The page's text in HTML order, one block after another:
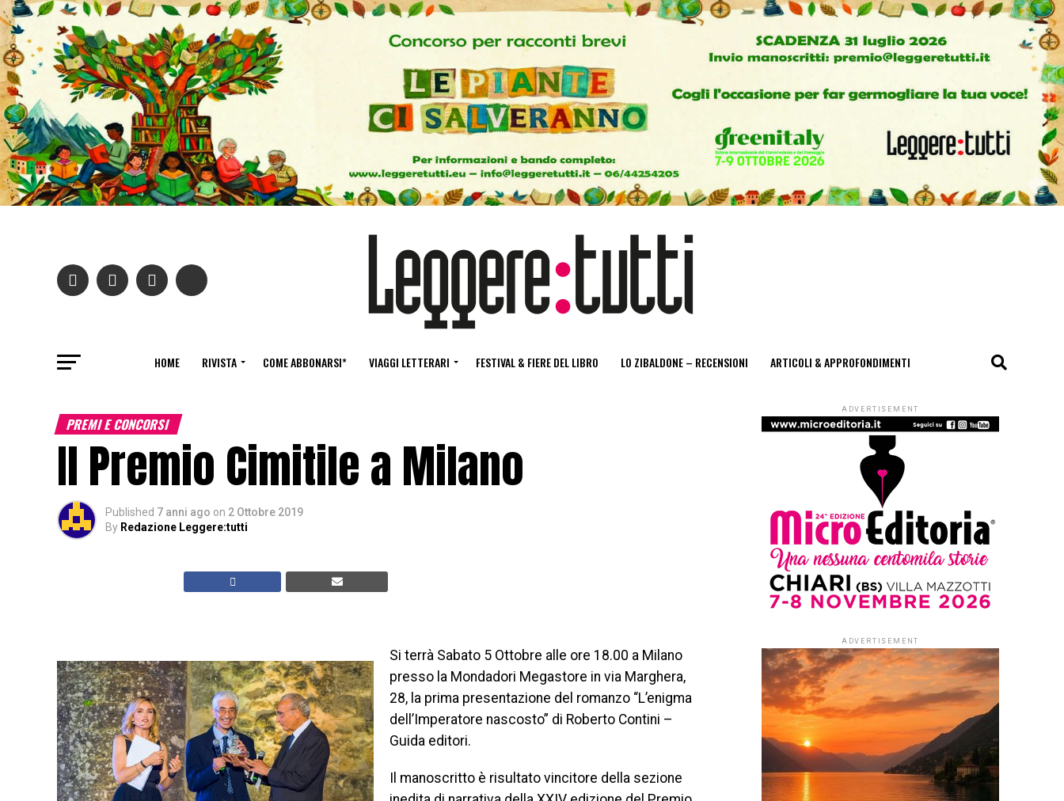
HOME RIVISTA COME ABBONARSI* VIAGGI LETTERARI FESTIVAL & FIERE DEL LIBRO LO ZIBALDONE – RECENSIONI ARTICOLI & APPROFONDIMENTI
PREMI E CONCORSI
Il Premio Cimitile a Milano
Published 7 anni ago on 2 Ottobre 2019
By Redazione Leggere:tutti
Si terrà Sabato 5 Ottobre alle ore 18.00 a Milano
presso la Mondadori Megastore in via Marghera,
28, la prima presentazione del romanzo “L’enigma
dell’Imperatore nascosto” di Roberto Contini –
Guida editori.
Il manoscritto è risultato vincitore della sezione
ADVERTISEMENT
ADVERTISEMENT